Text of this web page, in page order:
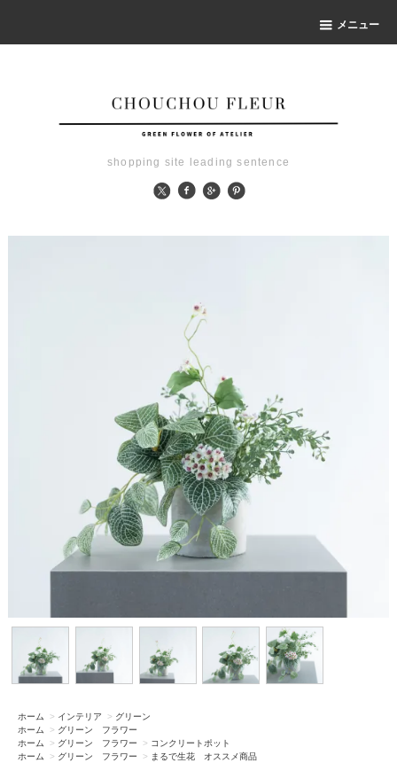
メニュー
shopping site leading sentence
ホーム > インテリア > グリーン
ホーム
> グリーン フラワー
ホーム
> グリーン フラワー > コンクリートポット
ホーム
> グリーン フラワー > まるで生花 オススメ商品